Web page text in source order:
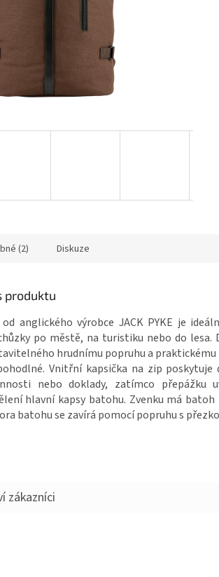
(2) Diskuze
produktu
od anglického výrobce JACK PYKE je
po městě, na turistiku nebo do lesa.
hrudnímu popruhu a praktickému
Vnitřní kapsička na zip
nebo doklady, zatímco přepážku
hlavní kapsy batohu. Zvenku má batoh
batohu se zavírá pomocí popruhu s